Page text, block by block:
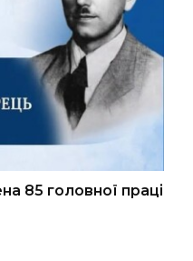
85 головної праці